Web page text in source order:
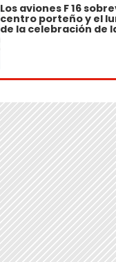
Los aviones F 16
centro porteño y el
de la celebración de